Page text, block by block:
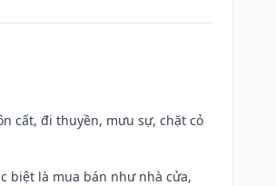
cất, đi thuyền, mưu sự, chặt cỏ
biệt là mua bán như nhà cửa,